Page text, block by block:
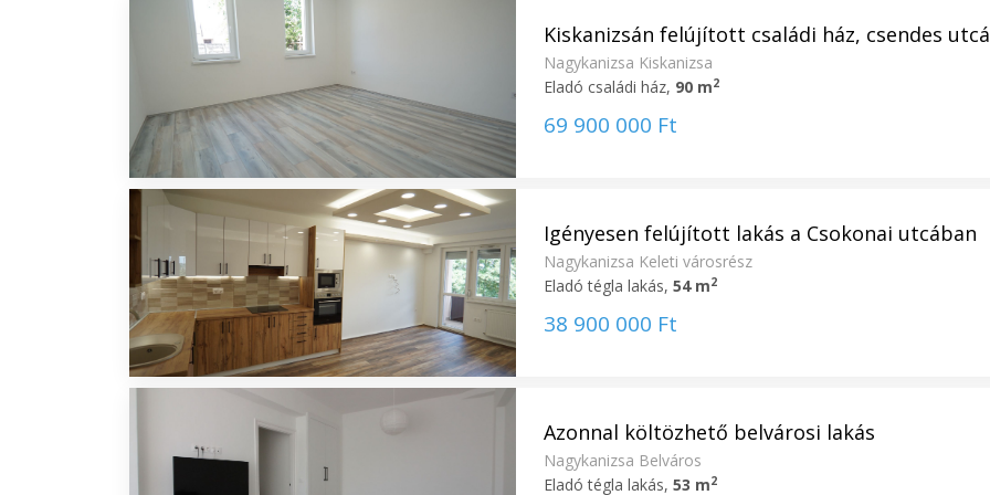
Kiskanizsán felújított családi ház, csendes
Nagykanizsa Kiskanizsa
Eladó családi ház, 90 m2
69 900 000 Ft
Igényesen felújított lakás a Csokonai utcában
Nagykanizsa Keleti városrész
Eladó tégla lakás, 54 m2
38 900 000 Ft
Azonnal költözhető belvárosi lakás
Nagykanizsa Belváros
Eladó tégla lakás, 53 m2